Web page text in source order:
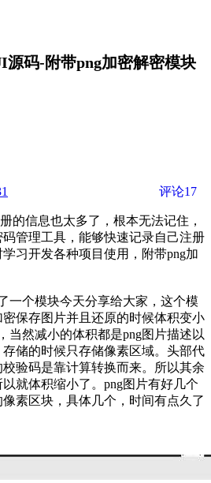
源码-附带png加密解密模块
评论17
信息也太多了，根本无法记住，
管理工具，能够快速记录自己注册
习开发各种项目使用，附带png加
个模块今天分享给大家，这个模
保存图片并且还原的时候体积变小
当然减小的体积都是png图片描述以
储的时候只存储像素区域。头部代
验码是靠计算转换而来。所以其余
就体积缩小了。png图片有好几个
素区块，具体几个，时间有点久了